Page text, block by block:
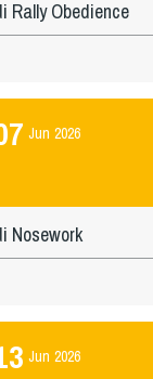
Rally Obedience
Jun 2026
Nosework
Jun 2026